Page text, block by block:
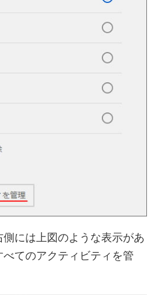
には上図のような表示があ
べてのアクティビティを管